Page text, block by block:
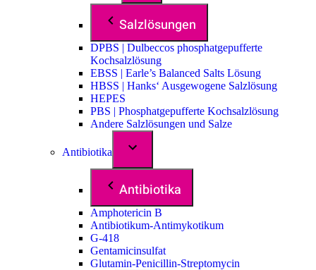
Salzlösungen
DPBS | Dulbeccos phosphatgepufferte
Kochsalzlösung
EBSS | Earle’s Balanced Salts Lösung
HBSS | Hanks‘ Ausgewogene Salzlösung
HEPES
PBS | Phosphatgepufferte Kochsalzlösung
Andere Salzlösungen und Salze
Antibiotika
Antibiotika
Amphotericin B
Antibiotikum-Antimykotikum
G-418
Gentamicinsulfat
Glutamin-Penicillin-Streptomycin